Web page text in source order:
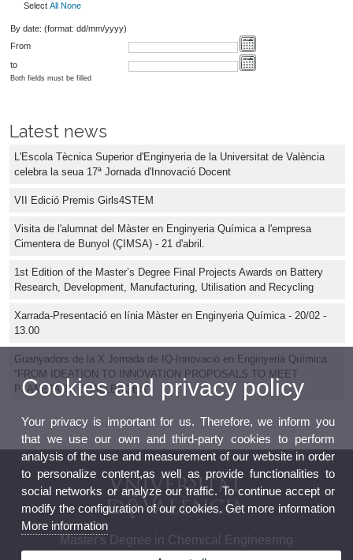
Select All None
By date: (format: dd/mm/yyyy)
From
to
Both fields must be filled
Latest news
L'Escola Tècnica Superior d'Enginyeria de la Universitat de València
celebra la seua 17ª Jornada d'Innovació Docent
VII Edició Premis Girls4STEM
Visita de l'alumnat del Màster en Enginyeria Química a l'empresa
Cimentera de Bunyol (ÇIMSA) - 21 d'abril.
1st Edition of the Master’s Degree Final Projects Awards on Battery
Research, Development, Manufacturing, Utilisation and Recycling
Xarrada-Presentació en línia Màster en Enginyeria Química - 20/02 -
13.00
Guanyadors de la X Jornada de IQ-Innovació en Enginyeria Química:
“FROM IDEATION TO INNOVATION PROPOSALS TO MEET
PLANETARY CHALLENGES”
Master's Degree in Chemical Engineering
Cookies and privacy policy
Your privacy is important for us. Therefore, we inform you
that we use our own and third-party cookies to perform
analysis of the use and measurement of our website in order
to personalize content,as well as provide functionalities to
social networks or analyze our traffic. To continue accept or
modify the configuration of our cookies. Get more information
More information